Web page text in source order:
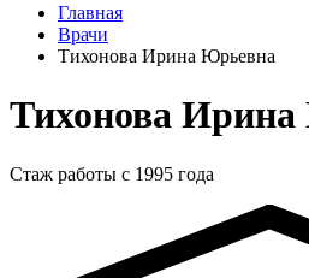
Главная
Врачи
Тихонова Ирина Юрьевна
Тихонова
Стаж работы с 1995 года